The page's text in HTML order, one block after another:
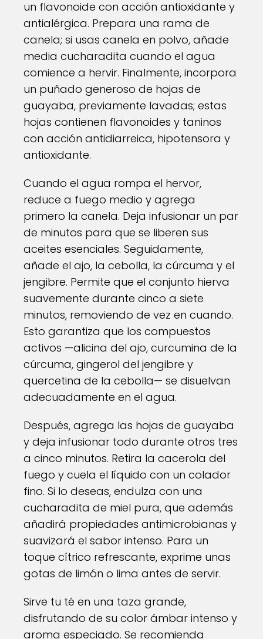
un flavonoide con acción antioxidante y
antialérgica. Prepara una rama de
canela; si usas canela en polvo, añade
media cucharadita cuando el agua
comience a hervir. Finalmente, incorpora
un puñado generoso de hojas de
guayaba, previamente lavadas; estas
hojas contienen flavonoides y taninos
con acción antidiarreica, hipotensora y
antioxidante.
Cuando el agua rompa el hervor,
reduce a fuego medio y agrega
primero la canela. Deja infusionar un par
de minutos para que se liberen sus
aceites esenciales. Seguidamente,
añade el ajo, la cebolla, la cúrcuma y el
jengibre. Permite que el conjunto hierva
suavemente durante cinco a siete
minutos, removiendo de vez en cuando.
Esto garantiza que los compuestos
activos —alicina del ajo, curcumina de la
cúrcuma, gingerol del jengibre y
quercetina de la cebolla— se disuelvan
adecuadamente en el agua.
Después, agrega las hojas de guayaba
y deja infusionar todo durante otros tres
a cinco minutos. Retira la cacerola del
fuego y cuela el líquido con un colador
fino. Si lo deseas, endulza con una
cucharadita de miel pura, que además
añadirá propiedades antimicrobianas y
suavizará el sabor intenso. Para un
toque cítrico refrescante, exprime unas
gotas de limón o lima antes de servir.
Sirve tu té en una taza grande,
disfrutando de su color ámbar intenso y
aroma especiado. Se recomienda